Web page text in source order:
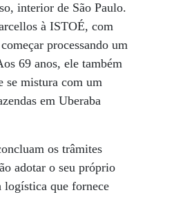
interior de São Paulo.
à ISTOÉ, com
processando um
69 anos, ele também
se mistura com um
em Uberaba
os trâmites
adotar o seu próprio
que fornece